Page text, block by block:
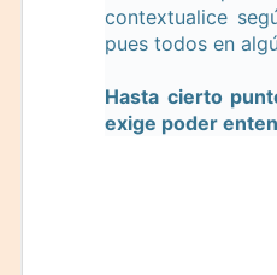
contextualice
pues todos en
Hasta cierto
exige poder